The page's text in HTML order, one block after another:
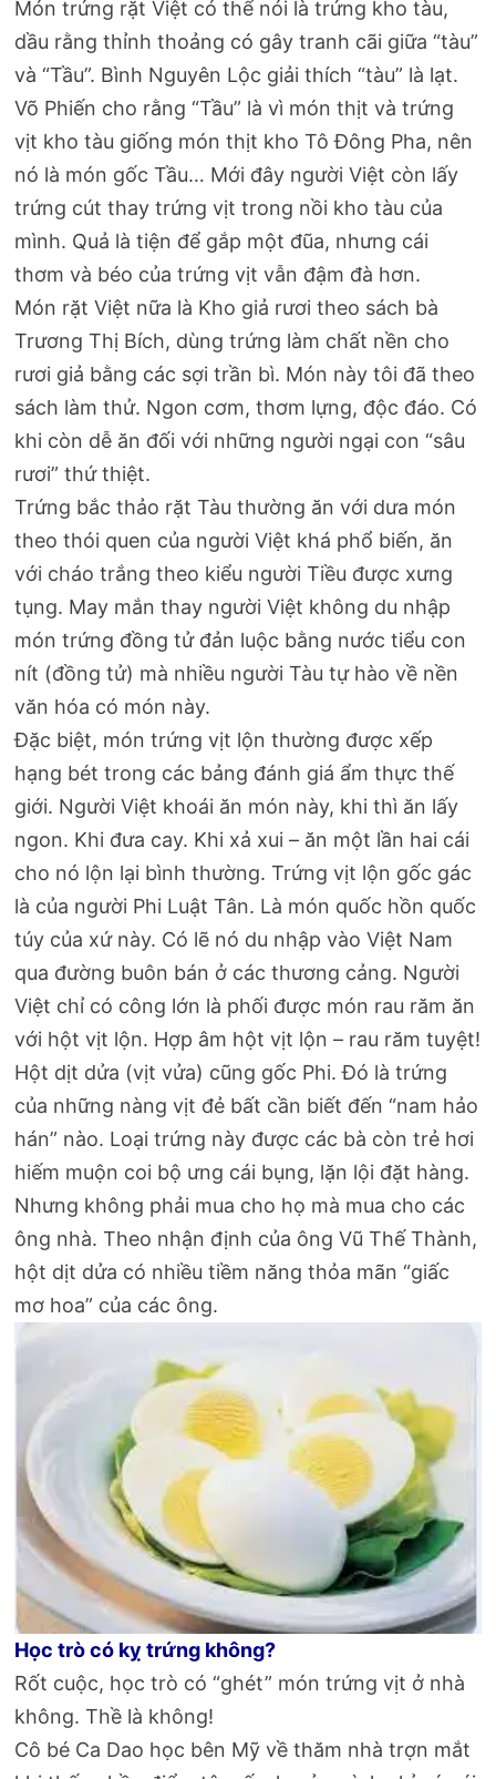
Món trứng rặt Việt có thể nói là trứng kho tàu,
dầu rằng thỉnh thoảng có gây tranh cãi giữa “tàu”
và “Tầu”. Bình Nguyên Lộc giải thích “tàu” là lạt.
Võ Phiến cho rằng “Tầu” là vì món thịt và trứng
vịt kho tàu giống món thịt kho Tô Đông Pha, nên
nó là món gốc Tầu… Mới đây người Việt còn lấy
trứng cút thay trứng vịt trong nồi kho tàu của
mình. Quả là tiện để gắp một đũa, nhưng cái
thơm và béo của trứng vịt vẫn đậm đà hơn.
Món rặt Việt nữa là Kho giả rươi theo sách bà
Trương Thị Bích, dùng trứng làm chất nền cho
rươi giả bằng các sợi trần bì. Món này tôi đã theo
sách làm thử. Ngon cơm, thơm lựng, độc đáo. Có
khi còn dễ ăn đối với những người ngại con “sâu
rươi” thứ thiệt.
Trứng bắc thảo rặt Tàu thường ăn với dưa món
theo thói quen của người Việt khá phổ biến, ăn
với cháo trắng theo kiểu người Tiều được xưng
tụng. May mắn thay người Việt không du nhập
món trứng đồng tử đản luộc bằng nước tiểu con
nít (đồng tử) mà nhiều người Tàu tự hào về nền
văn hóa có món này.
Đặc biệt, món trứng vịt lộn thường được xếp
hạng bét trong các bảng đánh giá ẩm thực thế
giới. Người Việt khoái ăn món này, khi thì ăn lấy
ngon. Khi đưa cay. Khi xả xui – ăn một lần hai cái
cho nó lộn lại bình thường. Trứng vịt lộn gốc gác
là của người Phi Luật Tân. Là món quốc hồn quốc
túy của xứ này. Có lẽ nó du nhập vào Việt Nam
qua đường buôn bán ở các thương cảng. Người
Việt chỉ có công lớn là phối được món rau răm ăn
với hột vịt lộn. Hợp âm hột vịt lộn – rau răm tuyệt!
Hột dịt dửa (vịt vửa) cũng gốc Phi. Đó là trứng
của những nàng vịt đẻ bất cần biết đến “nam hảo
hán” nào. Loại trứng này được các bà còn trẻ hơi
hiếm muộn coi bộ ưng cái bụng, lặn lội đặt hàng.
Nhưng không phải mua cho họ mà mua cho các
ông nhà. Theo nhận định của ông Vũ Thế Thành,
hột dịt dửa có nhiều tiềm năng thỏa mãn “giấc
mơ hoa” của các ông.
Học trò có kỵ trứng không?
Rốt cuộc, học trò có “ghét” món trứng vịt ở nhà
không. Thề là không!
Cô bé Ca Dao học bên Mỹ về thăm nhà trợn mắt